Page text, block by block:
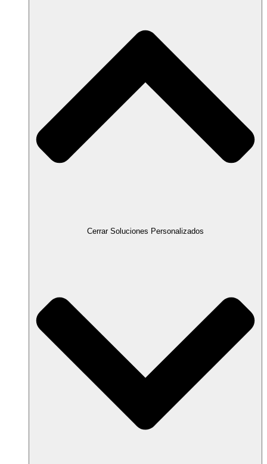
Cerrar Soluciones Personalizados